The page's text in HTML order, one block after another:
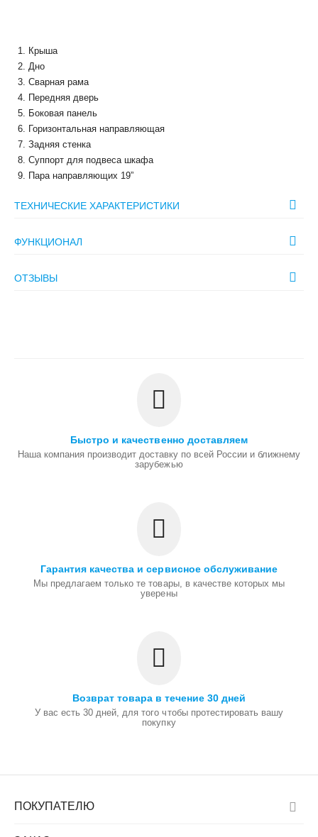
Крыша
Дно
Сварная рама
Передняя дверь
Боковая панель
Горизонтальная направляющая
Задняя стенка
Суппорт для подвеса шкафа
Пара направляющих 19”
ТЕХНИЧЕСКИЕ ХАРАКТЕРИСТИКИ
ФУНКЦИОНАЛ
ОТЗЫВЫ
Быстро и качественно доставляем
Наша компания производит доставку по всей России и ближнему
зарубежью
Гарантия качества и сервисное обслуживание
Мы предлагаем только те товары, в качестве которых мы
уверены
Возврат товара в течение 30 дней
У вас есть 30 дней, для того чтобы протестировать вашу
покупку
ПОКУПАТЕЛЮ